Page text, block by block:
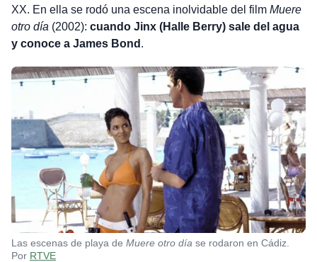
XX. En ella se rodó una escena inolvidable del film Muere
otro día (2002): cuando Jinx (Halle Berry) sale del agua
y conoce a James Bond .
Las escenas de playa de Muere otro día se rodaron en Cádiz.
Por RTVE